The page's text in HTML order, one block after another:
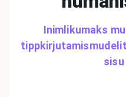
Inimlikumaks